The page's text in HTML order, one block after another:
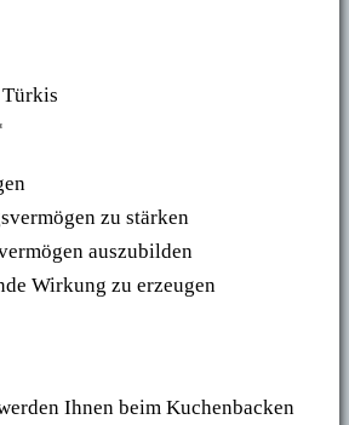
zu stärken
auszubilden
Wirkung zu erzeugen
Ihnen beim Kuchenbacken